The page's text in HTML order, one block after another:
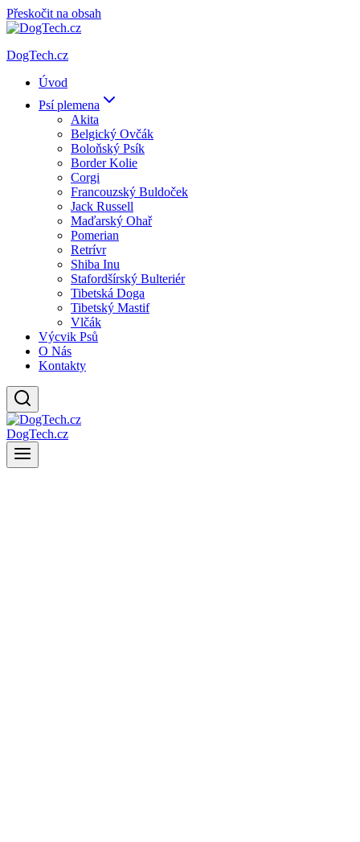
Přeskočit na obsah
DogTech.cz
Úvod
Psí plemena
Akita
Belgický Ovčák
Boloňský Psík
Border Kolie
Corgi
Francouzský Buldoček
Jack Russell
Maďarský Ohař
Pomerian
Retrívr
Shiba Inu
Stafordšírský Bulteriér
Tibetská Doga
Tibetský Mastif
Vlčák
Výcvik Psů
O Nás
Kontakty
DogTech.cz